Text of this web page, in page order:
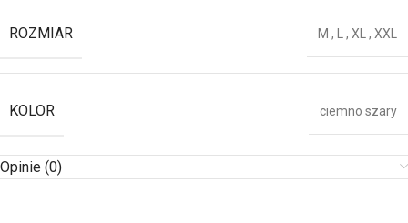
ROZMIAR M , , XL , XXL
KOLOR ciemno szary
Opinie (0)